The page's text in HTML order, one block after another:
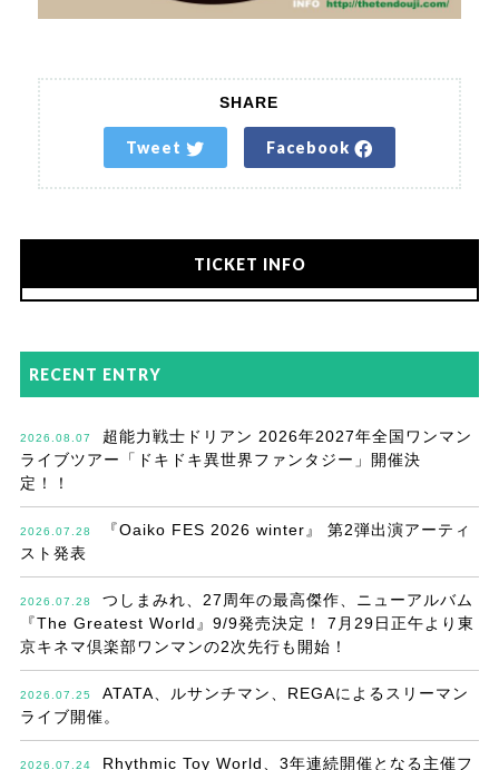
SHARE
Tweet Facebook
TICKET INFO
RECENT ENTRY
2026.08.07
超能力戦士ドリアン 2026年2027年全国ワンマン
ライブツアー「ドキドキ異世界ファンタジー」開催決
定！！
2026.07.28
『Oaiko FES 2026 winter』 第2弾出演アーティ
スト発表
2026.07.28
つしまみれ、27周年の最高傑作、ニューアルバム
『The Greatest World』9/9発売決定！ 7月29日正午より東
京キネマ倶楽部ワンマンの2次先行も開始！
2026.07.25
ATATA、ルサンチマン、REGAによるスリーマン
ライブ開催。
2026.07.24 Rhythmic Toy World、3年連続開催となる主催フ